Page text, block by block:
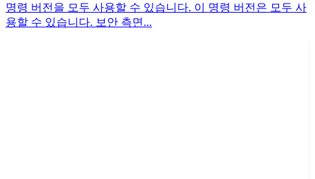
명령 버전을 모두 사용할 수 있습니다. 이 명령 버전은 모두 사
용할 수 있습니다. 보안 측면...